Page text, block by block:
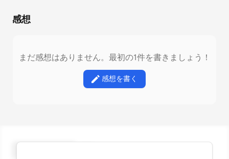
感想
まだ感想はありません。最初の1件を書きましょう！
感想を書く